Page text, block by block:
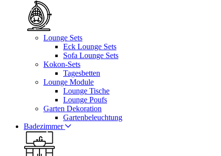
Lounge Sets
Eck Lounge Sets
Sofa Lounge Sets
Kokon-Sets
Tagesbetten
Lounge Module
Lounge Tische
Lounge Poufs
Garten Dekoration
Gartenbeleuchtung
Badezimmer